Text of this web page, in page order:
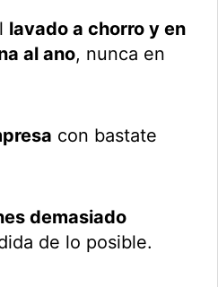
lavado a chorro y en
al ano, nunca en
con bastate
demasiado
de lo posible.